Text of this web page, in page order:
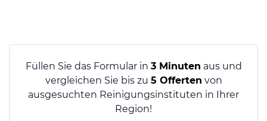
Füllen Sie das Formular in 3 Minuten aus und
vergleichen Sie bis zu 5 Offerten von
ausgesuchten Reinigungsinstituten in Ihrer
Region!